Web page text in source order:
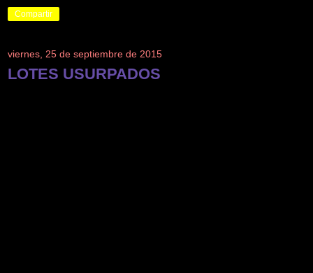
Compartir
viernes, 25 de septiembre de 2015
LOTES USURPADOS